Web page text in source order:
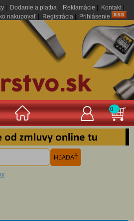
Dodanie a platba Reklamácie Kontakt|
nakupovať Registrácia Prihlásenie
0